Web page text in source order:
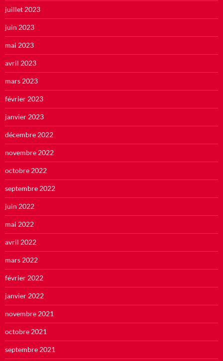
juillet 2023
juin 2023
mai 2023
avril 2023
mars 2023
février 2023
janvier 2023
décembre 2022
novembre 2022
octobre 2022
septembre 2022
juin 2022
mai 2022
avril 2022
mars 2022
février 2022
janvier 2022
novembre 2021
octobre 2021
septembre 2021